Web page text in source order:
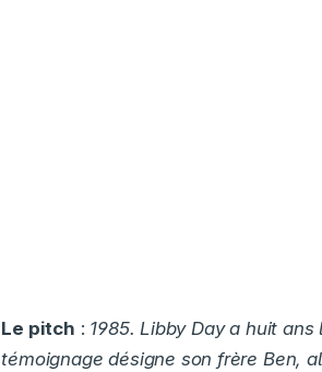
Le pitch : 1985. Libby Day a huit
témoignage désigne son frère Ben,